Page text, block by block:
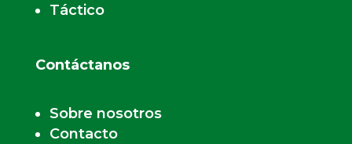
Táctico
Contáctanos
Sobre nosotros
Contacto